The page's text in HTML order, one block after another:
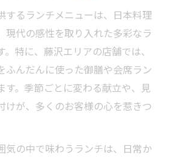
するランチメニューは、日本料理
現代の感性を取り入れた多彩なラ
特に、藤沢エリアの店舗では、
ふんだんに使った御膳や会席ラン
す。季節ごとに変わる献立や、見
けが、多くのお客様の心を惹きつ
気の中で味わうランチは、日常か